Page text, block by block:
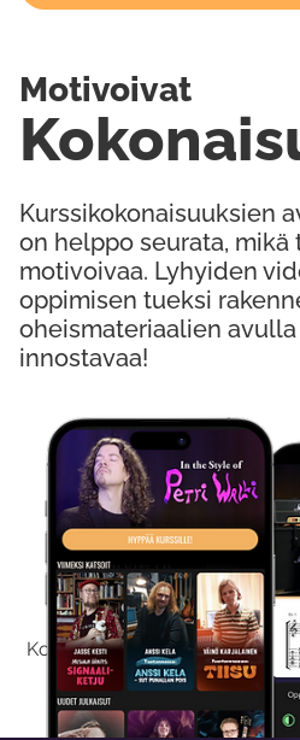
Kokeile
Kokeilemalla ilmaiseksi saat
viikon
Kurssikokonaisuuksien
on helppo seurata,
motivoivaa. Lyhyiden
oppimisen tueksi
oheismateriaalien
innostavaa!
Motivoivat